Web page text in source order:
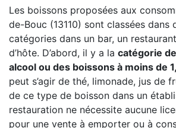
Les boissons proposées aux
de-Bouc (13110) sont classées dans
catégories dans un bar, un
d’hôte. D’abord, il y a la catégorie
alcool ou des boissons à moins de
peut s’agir de thé, limonade, jus de
de ce type de boisson dans un
restauration ne nécessite aucune
pour une vente à emporter ou à